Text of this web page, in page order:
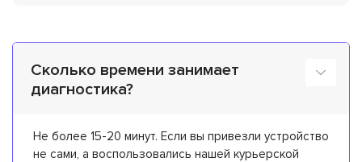
Сколько времени занимает
диагностика?
Не более 15-20 минут. Если вы привезли устройство
не сами, а воспользовались нашей курьерской